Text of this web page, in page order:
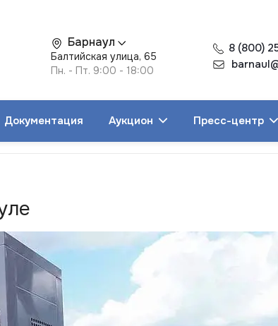
Барнаул
Балтийская улица, 65
Пн. - Пт. 9:00 - 18:00
8 (800)
Документация Аукцион Пресс-центр